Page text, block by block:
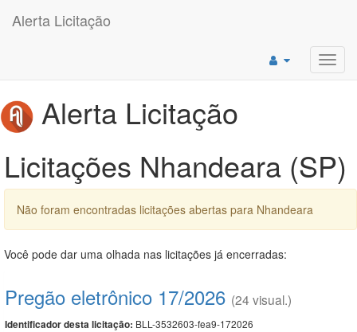
Alerta Licitação
Alerta Licitação
Licitações Nhandeara (SP)
Não foram encontradas licitações abertas para Nhandeara
Você pode dar uma olhada nas licitações já encerradas:
Pregão eletrônico 17/2026 (24 visual.)
Identificador desta licitação: BLL-3532603-fea9-172026